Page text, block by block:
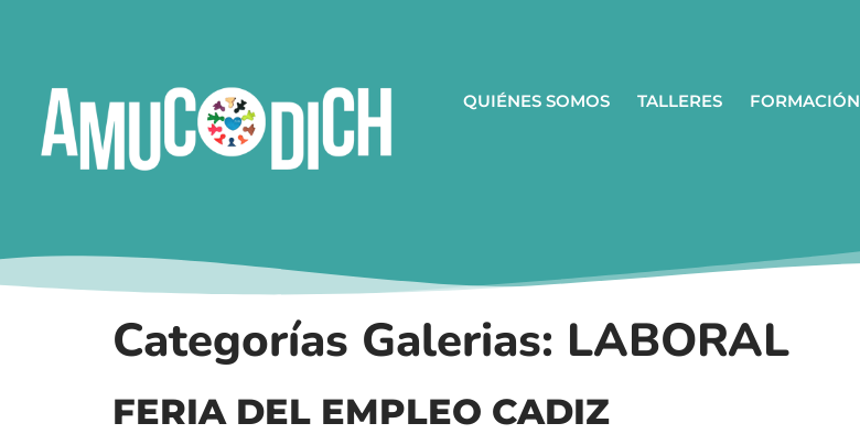
QUIÉNES SOMOS TALLERES FORMACIÓN
Categorías Galerias: LABORAL
FERIA DEL EMPLEO CADIZ